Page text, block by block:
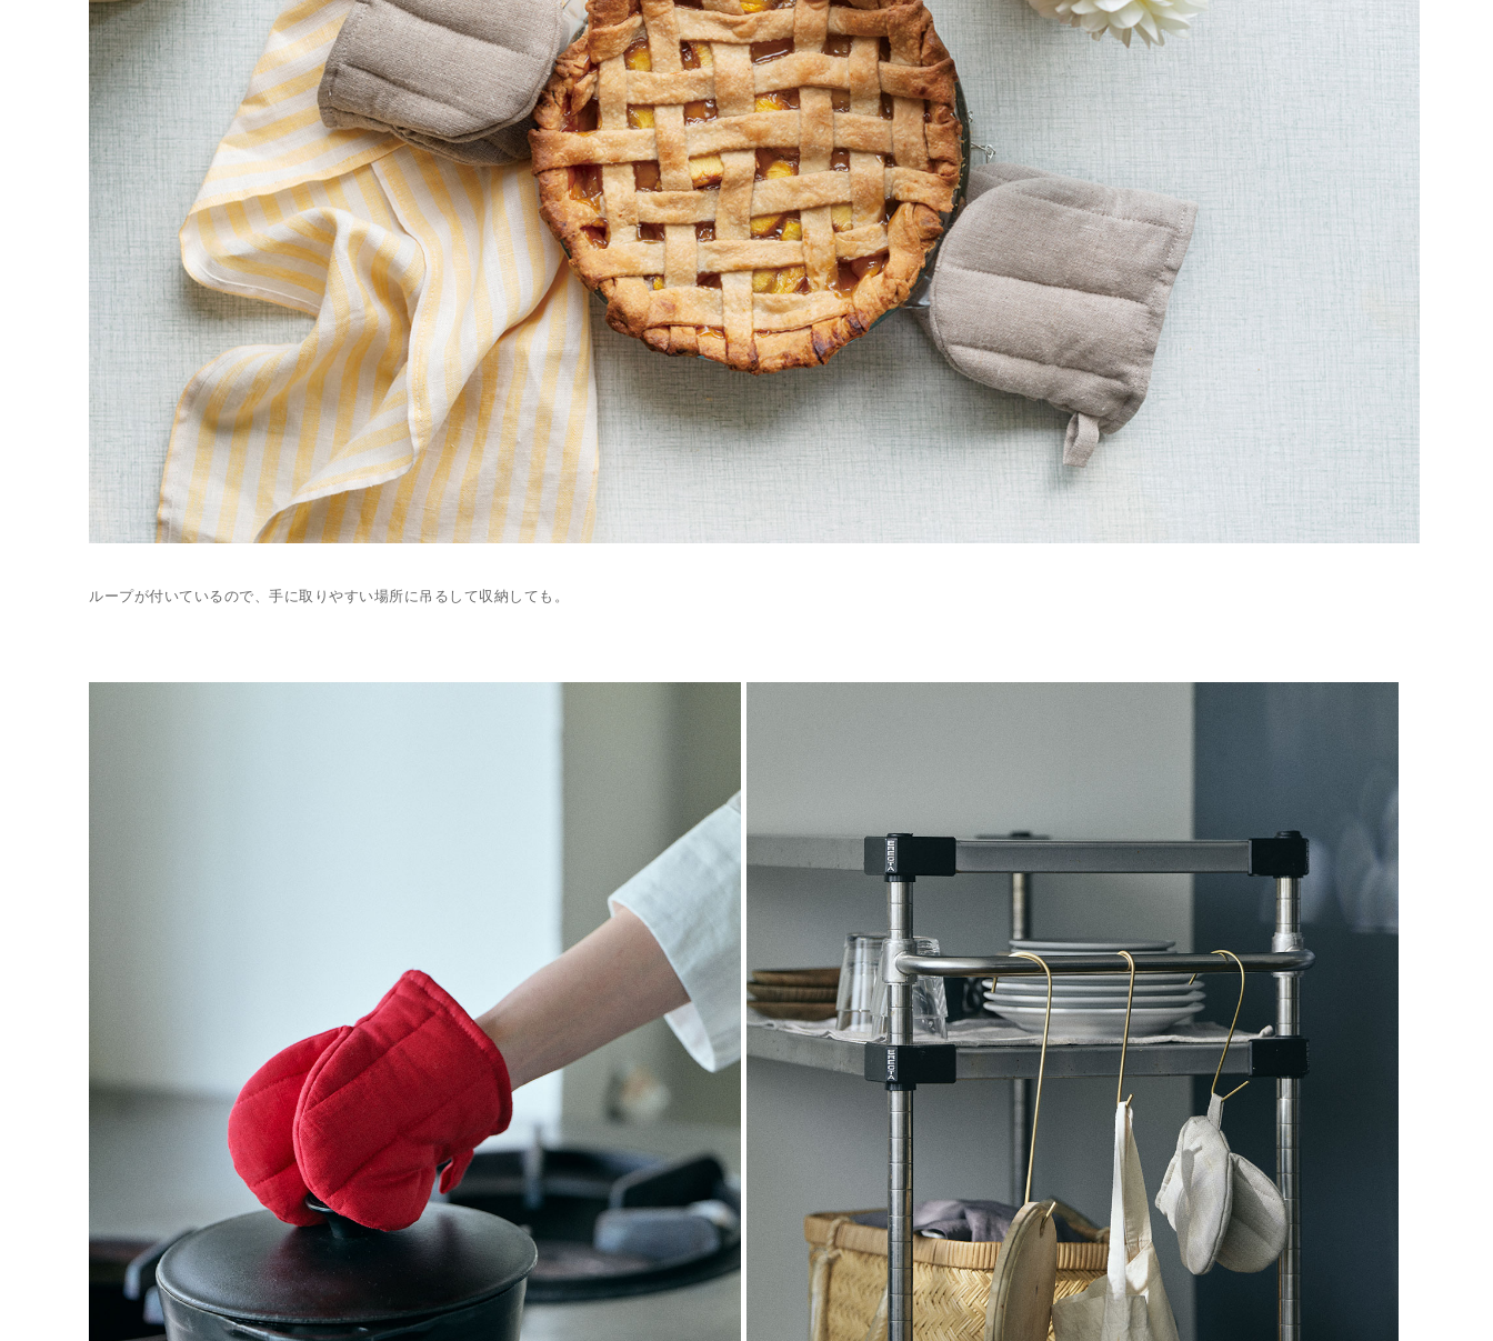
ループが付いているので、手に取りやすい場所に吊るして収納しても。